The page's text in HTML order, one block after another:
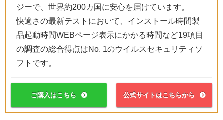
ジーで、世界約200カ国に安心を届けています。
快適さの最新テストにおいて、インストール時間製
品起動時間WEBページ表示にかかる時間など19項目
の調査の総合得点はNo. 1のウイルスセキュリティソ
フトです。
ご購入はこちら 公式サイトはこちらから